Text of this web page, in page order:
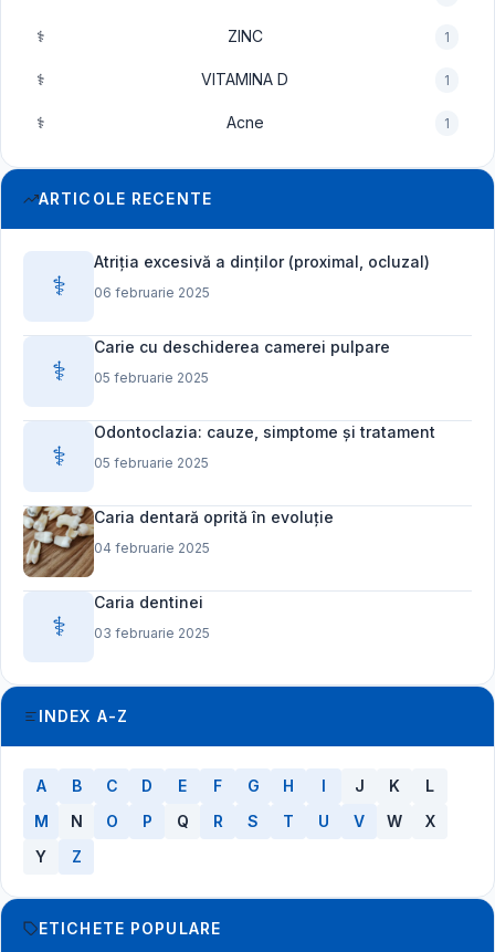
⚕️ ZINC 1
⚕️ VITAMINA D 1
⚕️ Acne 1
ARTICOLE RECENTE
⚕️
Atriția excesivă a dinților (proximal, ocluzal)
06 februarie 2025
⚕️
Carie cu deschiderea camerei pulpare
05 februarie 2025
⚕️
Odontoclazia: cauze, simptome și tratament
05 februarie 2025
Caria dentară oprită în evoluție
04 februarie 2025
⚕️
Caria dentinei
03 februarie 2025
INDEX A-Z
A B C D E F G H I J K
L
M
N O P Q R S T U V W
X
Y
Z
ETICHETE POPULARE